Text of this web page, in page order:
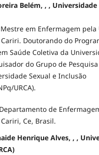
Belém, , ,
em Enfermagem
Doutorando do
Saúde Coletiva da
do Grupo de
Sexual e Inclusão
URCA).
de
Ce, Brasil.
Henrique Alves, , ,